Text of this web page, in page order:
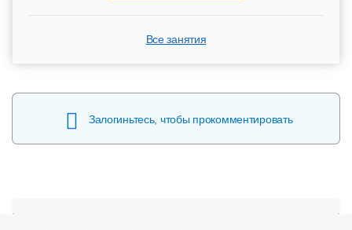
Все занятия
Залогиньтесь, чтобы прокомментировать